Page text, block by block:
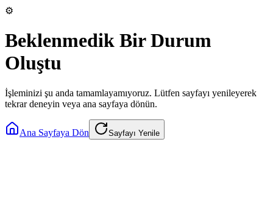
⚙️
Beklenmedik Bir Durum
Oluştu
İşleminizi şu anda tamamlayamıyoruz. Lütfen sayfayı yenileyerek
tekrar deneyin veya ana sayfaya dönün.
Ana Sayfaya Dön Sayfayı Yenile